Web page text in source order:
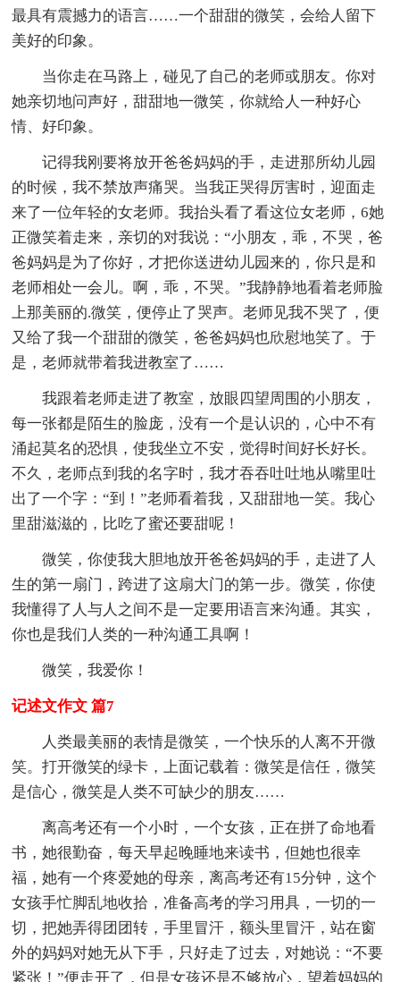
最具有震撼力的语言……一个甜甜的微笑，会给人留下
美好的印象。
当你走在马路上，碰见了自己的老师或朋友。你对
她亲切地问声好，甜甜地一微笑，你就给人一种好心
情、好印象。
记得我刚要将放开爸爸妈妈的手，走进那所幼儿园
的时候，我不禁放声痛哭。当我正哭得厉害时，迎面走
来了一位年轻的女老师。我抬头看了看这位女老师，6她
正微笑着走来，亲切的对我说：“小朋友，乖，不哭，爸
爸妈妈是为了你好，才把你送进幼儿园来的，你只是和
老师相处一会儿。啊，乖，不哭。”我静静地看着老师脸
上那美丽的.微笑，便停止了哭声。老师见我不哭了，便
又给了我一个甜甜的微笑，爸爸妈妈也欣慰地笑了。于
是，老师就带着我进教室了……
我跟着老师走进了教室，放眼四望周围的小朋友，
每一张都是陌生的脸庞，没有一个是认识的，心中不有
涌起莫名的恐惧，使我坐立不安，觉得时间好长好长。
不久，老师点到我的名字时，我才吞吞吐吐地从嘴里吐
出了一个字：“到！”老师看着我，又甜甜地一笑。我心
里甜滋滋的，比吃了蜜还要甜呢！
微笑，你使我大胆地放开爸爸妈妈的手，走进了人
生的第一扇门，跨进了这扇大门的第一步。微笑，你使
我懂得了人与人之间不是一定要用语言来沟通。其实，
你也是我们人类的一种沟通工具啊！
微笑，我爱你！
记述文作文 篇7
人类最美丽的表情是微笑，一个快乐的人离不开微
笑。打开微笑的绿卡，上面记载着：微笑是信任，微笑
是信心，微笑是人类不可缺少的朋友……
离高考还有一个小时，一个女孩，正在拼了命地看
书，她很勤奋，每天早起晚睡地来读书，但她也很幸
福，她有一个疼爱她的母亲，离高考还有15分钟，这个
女孩手忙脚乱地收拾，准备高考的学习用具，一切的一
切，把她弄得团团转，手里冒汗，额头里冒汗，站在窗
外的妈妈对她无从下手，只好走了过去，对她说：“不要
紧张！”便走开了，但是女孩还是不够放心，望着妈妈的